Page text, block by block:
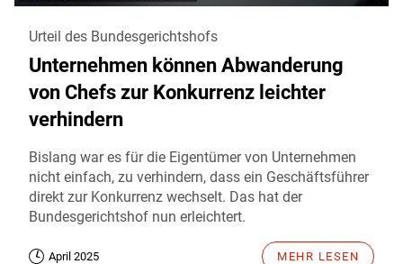
Urteil des Bundesgerichtshofs
Unternehmen können Abwanderung
von Chefs zur Konkurrenz leichter
verhindern
Bislang war es für die Eigentümer von Unternehmen
nicht einfach, zu verhindern, dass ein Geschäftsführer
direkt zur Konkurrenz wechselt. Das hat der
Bundesgerichtshof nun erleichtert.
April 2025 MEHR LESEN